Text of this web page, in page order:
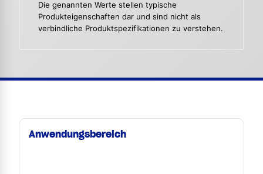
Die genannten Werte stellen typische
Produkteigenschaften dar und sind nicht als
verbindliche Produktspezifikationen zu verstehen.
Anwendungsbereich